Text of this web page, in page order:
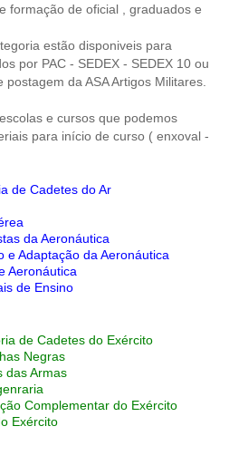
formação de oficial , graduados e
estão disponiveis para
por PAC - SEDEX - SEDEX 10 ou
da ASA Artigos Militares.
e cursos que podemos
para início de curso ( enxoval -
de Cadetes do Ar
da Aeronáutica
e Adaptação da Aeronáutica
Aeronáutica
de Ensino
de Cadetes do Exército
Negras
das Armas
Complementar do Exército
Exército